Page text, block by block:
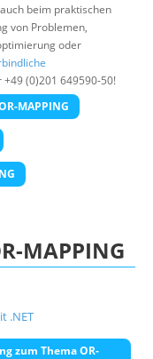
beim praktischen
von Problemen,
oder
(0)201 649590-50!
MAPPING
MAPPING
.NET
zum Thema OR-